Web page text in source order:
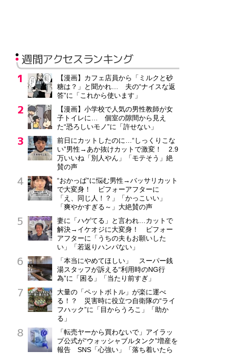
週間アクセスランキング
【漫画】カフェ店員から「ミルクと砂
糖は？」と聞かれ… 夫の“ナイスな返
答”に「これから使います」
【漫画】小学校で人気の男性教師が女
子トイレに… 個室の隙間から見え
た“恐ろしいモノ”に「許せない」
前日にカットしたのに…“しっくりこな
い”男性→あか抜けカットで激変！ 2.9
万いいね「別人やん」「モテそう」絶
賛の声
“おかっぱ”に悩む男性→バッサリカット
で大変身！ ビフォーアフターに
「え、同じ人！？」「かっこいい」
「爽やかすぎる～」大絶賛の声
妻に「ハゲてる」と言われ…カットで
解決→イケオジに大変身！ ビフォー
アフターに「うちの夫もお願いした
い」「若返りハンパない」
「本当にやめてほしい」 スーパー銭
湯スタッフが訴える“利用時のNG行
為”に「困る」「当たり前すぎ」
大量の「ペットボトル」が楽に運べ
る！？ 災害時に役立つ自衛隊の“ライ
フハック”に「目からうろこ」「助か
る」
「転売ヤーから買わないで」アイラッ
プ公式が“ウォッシャブルタンク”増産を
報告 SNS「心強い」「落ち着いたら